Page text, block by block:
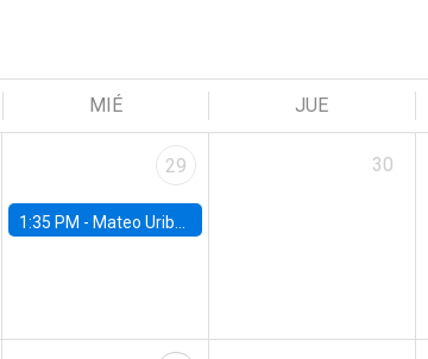
MIÉ JUE
29
1:35 PM - Mateo Uribe-Castro, Universidad de los Andes (Colombia)
30